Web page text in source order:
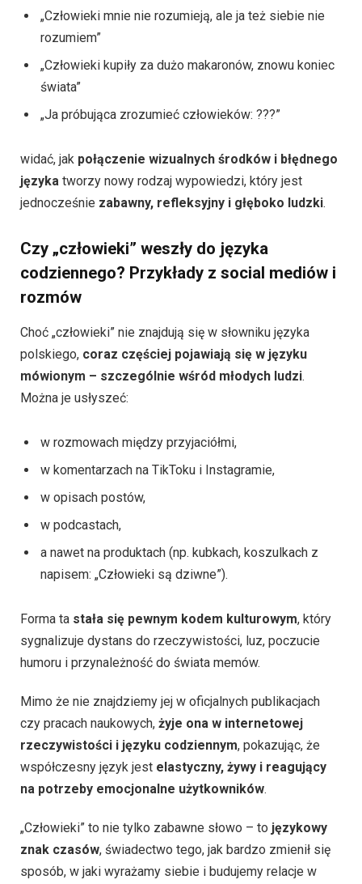
„Człowieki mnie nie rozumieją, ale ja też siebie nie
rozumiem”
„Człowieki kupiły za dużo makaronów, znowu koniec
świata”
„Ja próbująca zrozumieć człowieków: ???”
widać, jak połączenie wizualnych środków i błędnego
języka tworzy nowy rodzaj wypowiedzi, który jest
jednocześnie zabawny, refleksyjny i głęboko ludzki.
Czy „człowieki” weszły do języka
codziennego? Przykłady z social mediów i
rozmów
Choć „człowieki” nie znajdują się w słowniku języka
polskiego, coraz częściej pojawiają się w języku
mówionym – szczególnie wśród młodych ludzi.
Można je usłyszeć:
w rozmowach między przyjaciółmi,
w komentarzach na TikToku i Instagramie,
w opisach postów,
w podcastach,
a nawet na produktach (np. kubkach, koszulkach z
napisem: „Człowieki są dziwne”).
Forma ta stała się pewnym kodem kulturowym, który
sygnalizuje dystans do rzeczywistości, luz, poczucie
humoru i przynależność do świata memów.
Mimo że nie znajdziemy jej w oficjalnych publikacjach
czy pracach naukowych, żyje ona w internetowej
rzeczywistości i języku codziennym, pokazując, że
współczesny język jest elastyczny, żywy i reagujący
na potrzeby emocjonalne użytkowników.
„Człowieki” to nie tylko zabawne słowo – to językowy
znak czasów, świadectwo tego, jak bardzo zmienił się
sposób, w jaki wyrażamy siebie i budujemy relacje w